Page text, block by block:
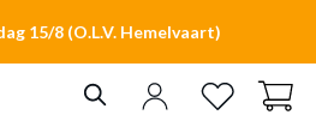
15/8 (O.L.V. Hemelvaart)